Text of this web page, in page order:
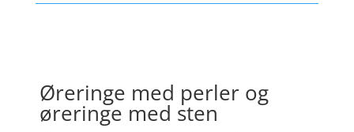
Øreringe med perler og
øreringe med sten